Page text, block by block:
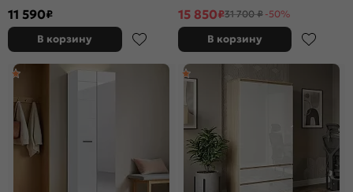
11 590₽
В корзину
15 850₽31 700 ₽ -50%
В корзину